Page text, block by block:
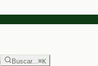
Buscar...⌘K